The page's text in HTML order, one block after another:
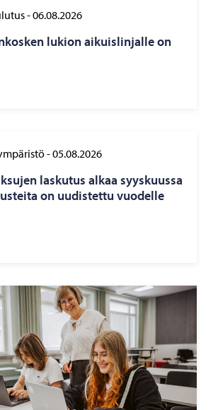
-06.08.2026
lu­kion ai­kuis­lin­jal­le on
-05.08.2026
las­ku­tus alkaa syys­kuus­sa
on uu­dis­tet­tu vuo­del­le